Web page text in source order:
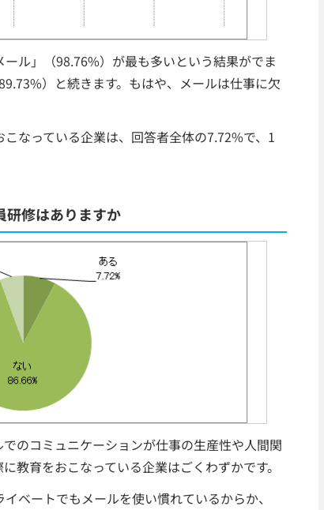
ル」（98.76%）が最も多いという結果がでま
）と続きます。もはや、メールは仕事に欠
なっている企業は、回答者全体の7.72%で、1
研修はありますか
のコミュニケーションが仕事の生産性や人間関
教育をおこなっている企業はごくわずかです。
ベートでもメールを使い慣れているからか、